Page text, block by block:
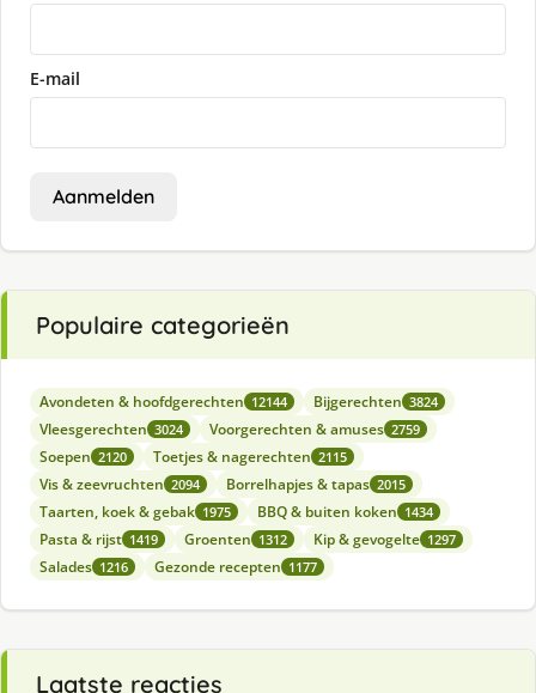
E-mail
Aanmelden
Populaire categorieën
Avondeten & hoofdgerechten 12144 Bijgerechten 3824
Vleesgerechten 3024 Voorgerechten & amuses 2759
Soepen 2120 Toetjes & nagerechten 2115
Vis & zeevruchten 2094 Borrelhapjes & tapas 2015
Taarten, koek & gebak 1975 BBQ & buiten koken 1434
Pasta & rijst 1419 Groenten 1312 Kip & gevogelte 1297
Salades 1216 Gezonde recepten 1177
Laatste reacties